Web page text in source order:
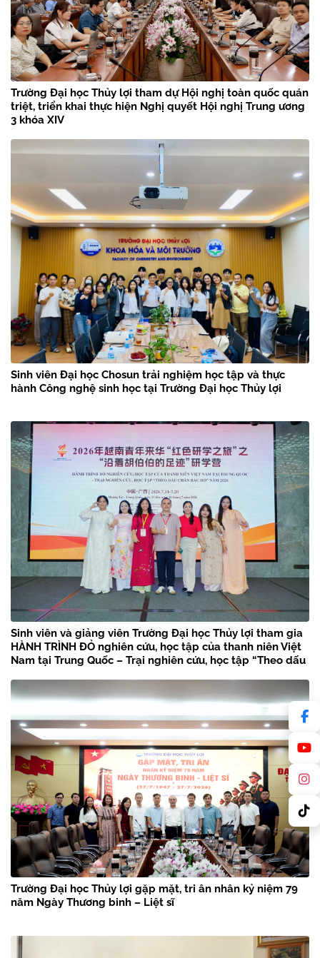
Trường Đại học Thủy lợi tham dự Hội nghị toàn quốc quán
triệt, triển khai thực hiện Nghị quyết Hội nghị Trung ương
3 khóa XIV
Sinh viên Đại học Chosun trải nghiệm học tập và thực
hành Công nghệ sinh học tại Trường Đại học Thủy lợi
Sinh viên và giảng viên Trường Đại học Thủy lợi tham gia
HÀNH TRÌNH ĐỎ nghiên cứu, học tập của thanh niên Việt
Nam tại Trung Quốc – Trại nghiên cứu, học tập “Theo dấu
Trường Đại học Thủy lợi gặp mặt, tri ân nhân kỷ niệm 79
năm Ngày Thương binh – Liệt sĩ